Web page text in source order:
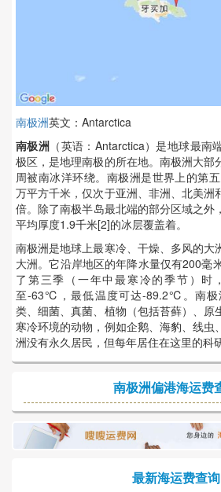
南极洲英文：Antarctica
南极洲 （英语：Antarctica）是地球最南
极区，是地理南极的所在地。南极洲大部
周被南冰洋环绕。南极洲是世界上的第
万平方千米，仅次于亚洲、非洲、北美洲
倍。除了南极半岛最北端的部分区域之外
平均厚度1.9千米[2]的冰层覆盖着。
南极洲是地球上最寒冷、干燥、多风的大
大洲。它沿岸地区的年降水量仅有200毫
了第三季（一年中最寒冷的季节）时
至-63℃，最低温度可达-89.2℃。南极
类、细菌、真菌、植物（包括苔藓）、原
寒冷环境的动物，例如企鹅、海豹、线虫
洲没有永久居民，但每年居住在这里的科
南极洲偏港海运费
最新海运费查询